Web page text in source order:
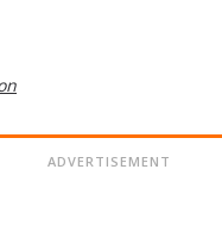
ADVERTISEMENT